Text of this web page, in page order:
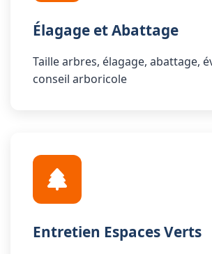
Élagage et Abattage
Taille arbres, élagage, abattage,
conseil arboricole
Entretien Espaces Verts